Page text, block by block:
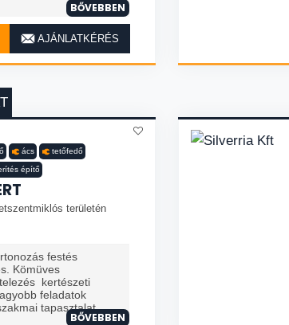
BŐVEBBEN
AJÁNLATKÉRÉS
ács tetőfedő
építő
területén
festés
Kömüves
kertészeti
feladatok
tapasztalat. ...
BŐVEBBEN